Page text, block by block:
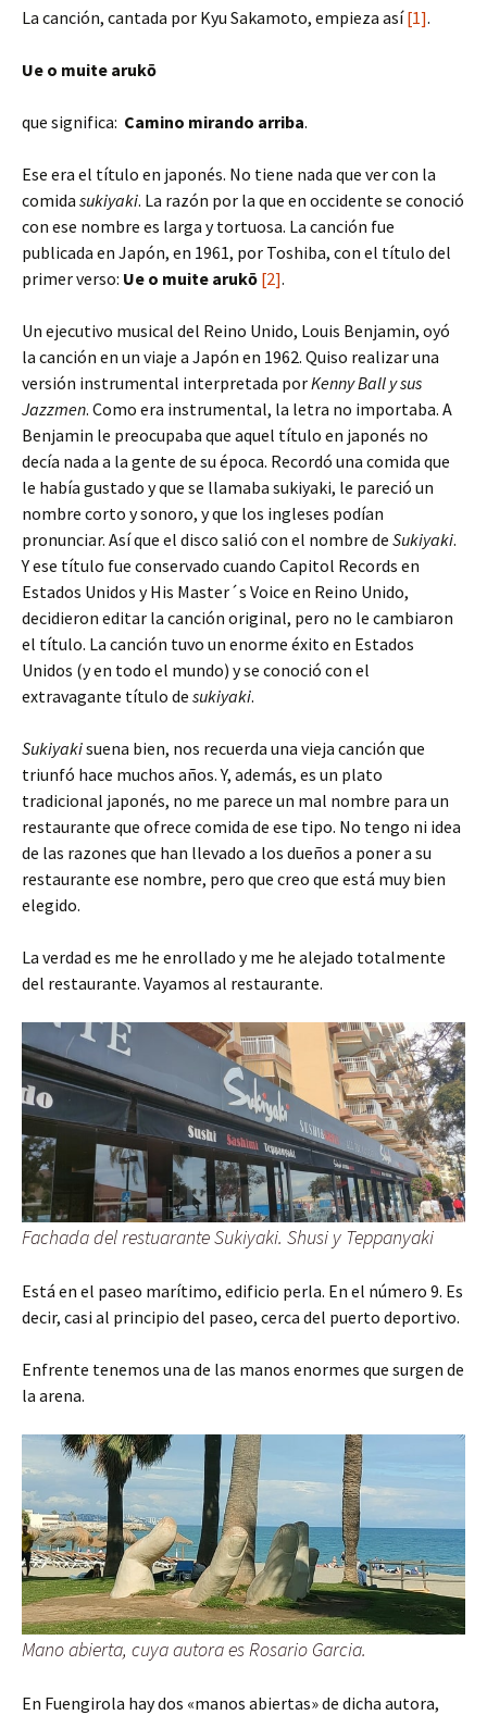
La canción, cantada por Kyu Sakamoto, empieza así[1].
Ue o muite arukō
que significa: Camino mirando arriba.
Ese era el título en japonés. No tiene nada que ver con la
comida sukiyaki. La razón por la que en occidente se conoció
con ese nombre es larga y tortuosa. La canción fue
publicada en Japón, en 1961, por Toshiba, con el título del
primer verso: Ue o muite arukō [2].
Un ejecutivo musical del Reino Unido, Louis Benjamin, oyó
la canción en un viaje a Japón en 1962. Quiso realizar una
versión instrumental interpretada porKenny Ball y sus
Jazzmen. Como era instrumental, la letra no importaba. A
Benjamin le preocupaba que aquel título en japonés no
decía nada a la gente de su época. Recordó una comida que
le había gustado y que se llamaba sukiyaki, le pareció un
nombre corto y sonoro, y que los ingleses podían
pronunciar. Así que el disco salió con el nombre de Sukiyaki.
Y ese título fue conservado cuando Capitol Records en
Estados Unidos y His Master´s Voice en Reino Unido,
decidieron editar la canción original, pero no le cambiaron
el título. La canción tuvo un enorme éxito en Estados
Unidos (y en todo el mundo) y se conoció con el
extravagante título de sukiyaki.
Sukiyakisuena bien, nos recuerda una vieja canción que
triunfó hace muchos años. Y, además, es un plato
tradicional japonés, no me parece un mal nombre para un
restaurante que ofrece comida de ese tipo. No tengo ni idea
de las razones que han llevado a los dueños a poner a su
restaurante ese nombre, pero que creo que está muy bien
elegido.
La verdad es me he enrollado y me he alejado totalmente
del restaurante. Vayamos al restaurante.
Fachada del restuarante Sukiyaki. Shusi y Teppanyaki
Está en el paseo marítimo, edificio perla. En el número 9. Es
decir, casi al principio del paseo, cerca del puerto deportivo.
Enfrente tenemos una de las manos enormes que surgen de
la arena.
Mano abierta, cuya autora es Rosario Garcia.
En Fuengirola hay dos «manos abiertas» de dicha autora,